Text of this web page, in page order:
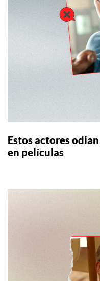
Estos actores
en películas